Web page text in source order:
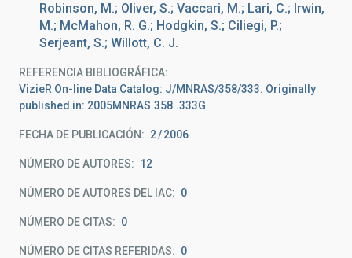
Robinson, M.; Oliver, S.; Vaccari, M.; Lari, C.; Irwin,
M.; McMahon, R. G.; Hodgkin, S.; Ciliegi, P.;
Serjeant, S.; Willott, C. J.
REFERENCIA BIBLIOGRÁFICA
VizieR On-line Data Catalog: J/MNRAS/358/333. Originally
published in: 2005MNRAS.358..333G
FECHA DE PUBLICACIÓN: 2 2006
NÚMERO DE AUTORES 12
NÚMERO DE AUTORES DEL IAC 0
NÚMERO DE CITAS 0
NÚMERO DE CITAS REFERIDAS 0